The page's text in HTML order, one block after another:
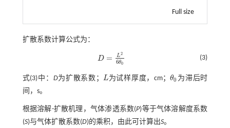
Full size
扩散系数计算公式为：
D = L2
6θ0
D= L2 6θ0 (3)
式(3)中： D为扩散系数； L
L 为试样厚度，cm； θ0
θ0 为滞后时
间，s。
根据溶解-扩散机理，气体渗透系数(P)等于气体溶解度系数
(S)与气体扩散系数(D)的乘积，由此可计算出S。